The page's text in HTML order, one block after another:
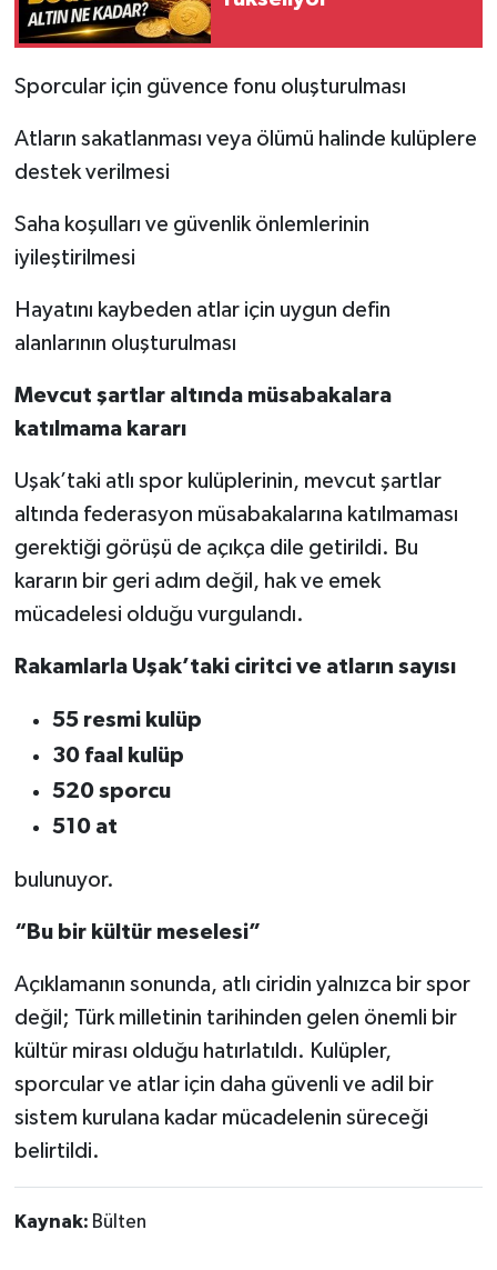
Sporcular için güvence fonu oluşturulması
Atların sakatlanması veya ölümü halinde kulüplere
destek verilmesi
Saha koşulları ve güvenlik önlemlerinin
iyileştirilmesi
Hayatını kaybeden atlar için uygun defin
alanlarının oluşturulması
Mevcut şartlar altında müsabakalara
katılmama kararı
Uşak’taki atlı spor kulüplerinin, mevcut şartlar
altında federasyon müsabakalarına katılmaması
gerektiği görüşü de açıkça dile getirildi. Bu
kararın bir geri adım değil, hak ve emek
mücadelesi olduğu vurgulandı.
Rakamlarla Uşak’taki ciritci ve atların sayısı
55 resmi kulüp
30 faal kulüp
520 sporcu
510 at
bulunuyor.
“Bu bir kültür meselesi”
Açıklamanın sonunda, atlı ciridin yalnızca bir spor
değil; Türk milletinin tarihinden gelen önemli bir
kültür mirası olduğu hatırlatıldı. Kulüpler,
sporcular ve atlar için daha güvenli ve adil bir
sistem kurulana kadar mücadelenin süreceği
belirtildi.
Kaynak: Bülten